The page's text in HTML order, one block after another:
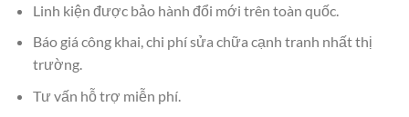
Linh kiện được bảo hành đổi mới trên toàn quốc.
Báo giá công khai, chi phí sửa chữa cạnh tranh nhất thị
trường.
Tư vấn hỗ trợ miễn phí.